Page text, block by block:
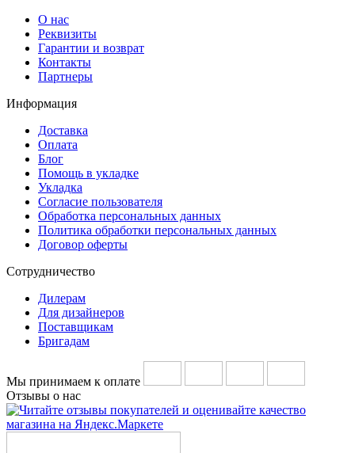
О нас
Реквизиты
Гарантии и возврат
Контакты
Партнеры
Информация
Доставка
Оплата
Блог
Помощь в укладке
Укладка
Согласие пользователя
Обработка персональных данных
Политика обработки персональных данных
Договор оферты
Сотрудничество
Дилерам
Для дизайнеров
Поставщикам
Бригадам
Мы принимаем к оплате
Отзывы о нас